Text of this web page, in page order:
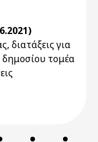
διατάξεις για
τομέα